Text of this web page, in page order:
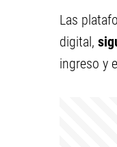
Las
digital,
ingreso y